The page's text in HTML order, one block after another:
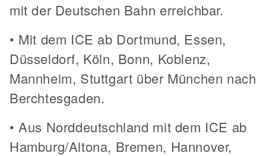
mit der Deutschen Bahn erreichbar.
• Mit dem ICE ab Dortmund, Essen,
Düsseldorf, Köln, Bonn, Koblenz,
Mannheim, Stuttgart über München nach
Berchtesgaden.
• Aus Norddeutschland mit dem ICE ab
Hamburg/Altona, Bremen, Hannover,